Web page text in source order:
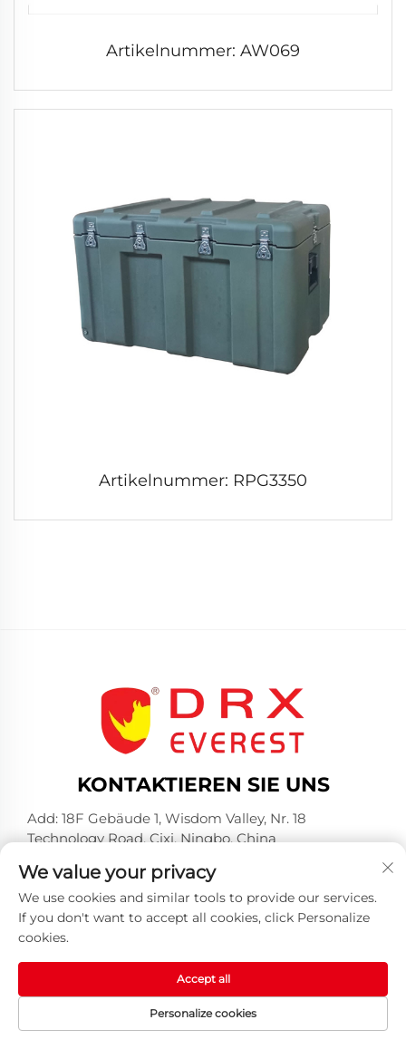
Artikelnummer: AW069
Artikelnummer: RPG3350
KONTAKTIEREN SIE UNS
Add: 18F Gebäude 1, Wisdom Valley, Nr. 18
Technology Road, Cixi, Ningbo, China
Tel.: +86-574-23660321
E-Mail:[email protected]
Copyright © 2025 by Huangshan DRX Industrial Co.,
Datenschutzrichtlinie
We value your privacy
We use cookies and similar tools to provide our services.
If you don't want to accept all cookies, click Personalize
cookies.
Personalize cookies
Accept all